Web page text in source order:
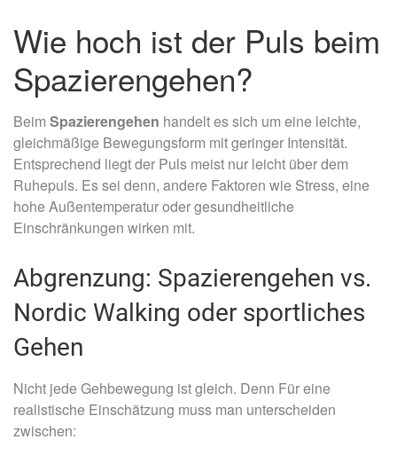
Wie hoch ist der Puls beim
Spazierengehen?
Beim Spazierengehen handelt es sich um eine leichte,
gleichmäßige Bewegungsform mit geringer Intensität.
Entsprechend liegt der Puls meist nur leicht über dem
Ruhepuls. Es sei denn, andere Faktoren wie Stress, eine
hohe Außentemperatur oder gesundheitliche
Einschränkungen wirken mit.
Abgrenzung: Spazierengehen vs.
Nordic Walking oder sportliches
Gehen
Nicht jede Gehbewegung ist gleich. Denn Für eine
realistische Einschätzung muss man unterscheiden
zwischen: